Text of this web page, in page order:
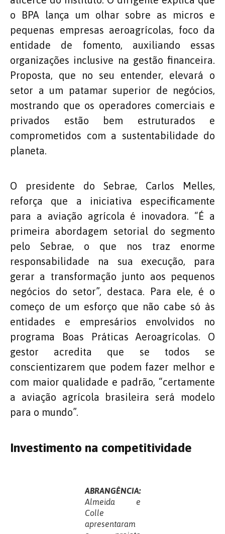
o BPA lança um olhar sobre as micros e
pequenas empresas aeroagrícolas, foco da
entidade de fomento, auxiliando essas
organizações inclusive na gestão financeira.
Proposta, que no seu entender, elevará o
setor a um patamar superior de negócios,
mostrando que os operadores comerciais e
privados estão bem estruturados e
comprometidos com a sustentabilidade do
planeta.
O presidente do Sebrae, Carlos Melles,
reforça que a iniciativa especificamente
para a aviação agrícola é inovadora. “É a
primeira abordagem setorial do segmento
pelo Sebrae, o que nos traz enorme
responsabilidade na sua execução, para
gerar a transformação junto aos pequenos
negócios do setor”, destaca. Para ele, é o
começo de um esforço que não cabe só às
entidades e empresários envolvidos no
programa Boas Práticas Aeroagrícolas. O
gestor acredita que se todos se
conscientizarem que podem fazer melhor e
com maior qualidade e padrão, “certamente
a aviação agrícola brasileira será modelo
para o mundo”.
Investimento na competitividade
ABRANGÊNCIA:
Almeida e
Colle
apresentaram